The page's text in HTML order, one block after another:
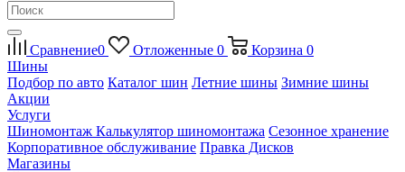
Сравнение0 Отложенные 0 Корзина 0
Шины
Подбор по авто Каталог шин Летние шины Зимние шины
Акции
Услуги
Шиномонтаж Калькулятор шиномонтажа Сезонное хранение
Корпоративное обслуживание Правка Дисков
Магазины